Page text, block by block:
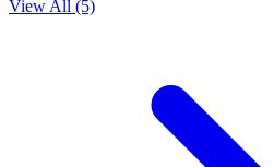
View All (5)